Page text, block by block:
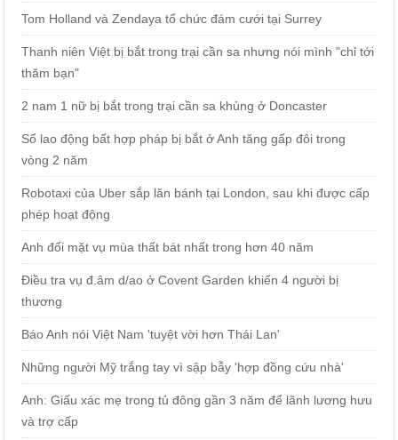
Tom Holland và Zendaya tổ chức đám cưới tại Surrey
Thanh niên Việt bị bắt trong trại cần sa nhưng nói mình "chỉ tới
thăm bạn"
2 nam 1 nữ bị bắt trong trại cần sa khủng ở Doncaster
Số lao động bất hợp pháp bị bắt ở Anh tăng gấp đôi trong
vòng 2 năm
Robotaxi của Uber sắp lăn bánh tại London, sau khi được cấp
phép hoạt động
Anh đối mặt vụ mùa thất bát nhất trong hơn 40 năm
Điều tra vụ đ.âm d/ao ở Covent Garden khiến 4 người bị
thương
Báo Anh nói Việt Nam 'tuyệt vời hơn Thái Lan'
Những người Mỹ trắng tay vì sập bẫy 'hợp đồng cứu nhà'
Anh: Giấu xác mẹ trong tủ đông gần 3 năm để lãnh lương hưu
và trợ cấp